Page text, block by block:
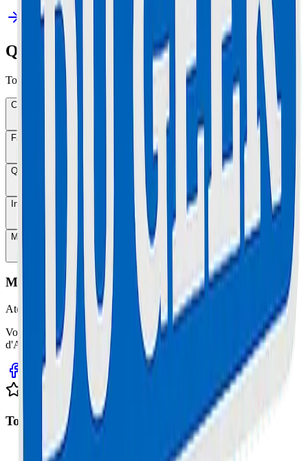
Questions Fréquentes
Tout ce que vous devez savoir sur nos services de réparation.
Combien de temps dure une réparation ?
Faites-vous des devis gratuits ?
Quelle est la garantie sur les réparations ?
Intervenez-vous à domicile ?
Mes données sont-elles conservées ?
Maison Du Geek
Atelier Certifié
Votre expert en réparation informatique et électronique sur la Côte
d'Azur. Service rapide, fiable et garanti.
Avis clients sur Google
Top Interventions
Réparation Trottinette à Cannes